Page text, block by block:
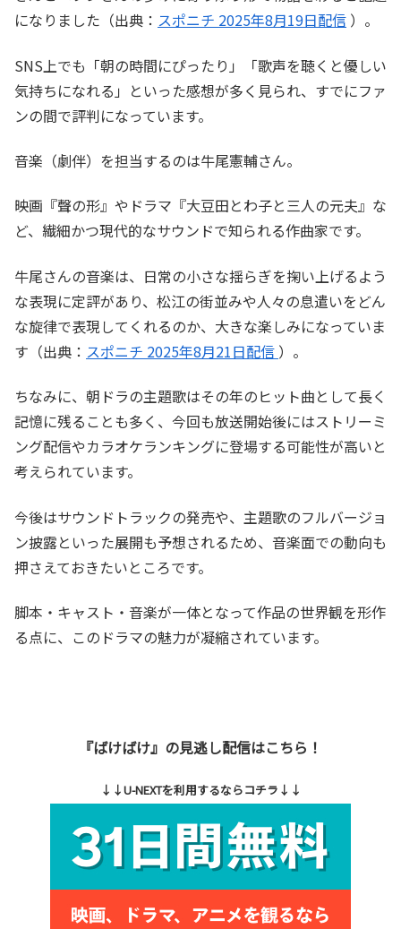
になりました（出典： スポニチ 2025年8月19日配信 ）。
SNS上でも「朝の時間にぴったり」「歌声を聴くと優しい
気持ちになれる」といった感想が多く見られ、すでにファ
ンの間で評判になっています。
音楽（劇伴）を担当するのは牛尾憲輔さん。
映画『聲の形』やドラマ『大豆田とわ子と三人の元夫』な
ど、繊細かつ現代的なサウンドで知られる作曲家です。
牛尾さんの音楽は、日常の小さな揺らぎを掬い上げるよう
な表現に定評があり、松江の街並みや人々の息遣いをどん
な旋律で表現してくれるのか、大きな楽しみになっていま
す（出典： スポニチ 2025年8月21日配信 ）。
ちなみに、朝ドラの主題歌はその年のヒット曲として長く
記憶に残ることも多く、今回も放送開始後にはストリーミ
ング配信やカラオケランキングに登場する可能性が高いと
考えられています。
今後はサウンドトラックの発売や、主題歌のフルバージョ
ン披露といった展開も予想されるため、音楽面での動向も
押さえておきたいところです。
脚本・キャスト・音楽が一体となって作品の世界観を形作
る点に、このドラマの魅力が凝縮されています。
『ばけばけ』の見逃し配信はこちら！
↓↓U-NEXTを利用するならコチラ↓↓